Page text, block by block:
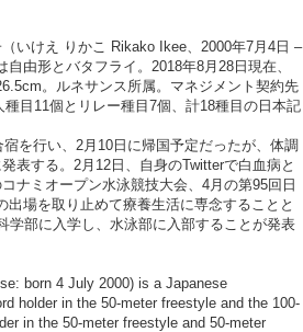
いけえ りかこ Rikako Ikee、2000年7月4日 –
由形とバタフライ。2018年8月28日現在、
。ルネサンス所属。マネジメント契約先
目11個とリレー種目7個、計18種目の日本記
を行い、2月10日に帰国予定だったが、体調
表する。2月12日、自身のTwitterで白血病と
ナミオープン水泳競技大会、4月の第95回日
場を取り止めて療養生活に専念することと
学部に入学し、水泳部に入部することが発表
born 4 July 2000) is a Japanese
holder in the 50-meter freestyle and the 100-
in the 50-meter freestyle and 50-meter